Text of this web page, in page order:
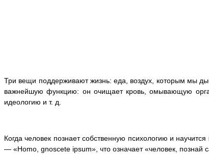
Три вещи поддерживают жизнь: еда, воздух, которым мы
важнейшую функцию: он очищает кровь, омывающую
идеологию и т. д.
Когда человек познает собственную психологию и
— «Homo, gnoscete ipsum», что означает «человек, познай